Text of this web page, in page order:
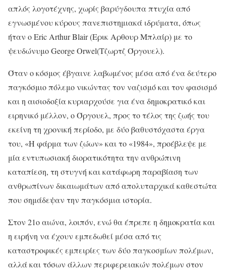
απλός λογοτέχνης, χωρίς βαρύγδουπα πτυχία από
εγνωσμένου κύρους πανεπιστημιακά ιδρύματα, όπως
ήταν ο Eric Arthur Blair (Ερικ Αρθουρ Μπλαίρ) με το
ψευδώνυμο George Orwel(Τζωρτζ Όργουελ).
Όταν ο κόσμος έβγαινε λαβωμένος μέσα από ένα δεύτερο
παγκόσμιο πόλεμο νικώντας τον ναζισμό και τον φασισμό
και η αισιοδοξία κυριαρχούσε για ένα δημοκρατικό και
ειρηνικό μέλλον, ο Όργουελ, προς το τέλος της ζωής του
εκείνη τη χρονική περίοδο, με δύο βαθυστόχαστα έργα
του, «Η φάρμα των ζώων» και το «1984», προέβλεψε με
μία εντυπωσιακή διορατικότητα την ανθρώπινη
καταπίεση, τη στυγνή και κατάφωρη παραβίαση των
ανθρωπίνων δικαιωμάτων από απολυταρχικά καθεστώτα
που σημάδεψαν την παγκόσμια ιστορία.
Στον 21ο αιώνα, λοιπόν, ενώ θα έπρεπε η δημοκρατία και
η ειρήνη να έχουν εμπεδωθεί μέσα από τις
καταστροφικές εμπειρίες των δύο παγκοσμίων πολέμων,
αλλά και τόσων άλλων περιφερειακών πολέμων στον